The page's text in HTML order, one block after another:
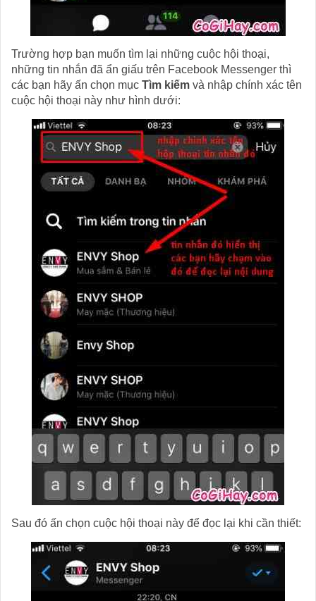
Trường hợp bạn muốn tìm lại những cuộc hội thoại,
những tin nhắn đã ẩn giấu trên Facebook Messenger thì
các bạn hãy ấn chọn mục Tìm kiếm và nhập chính xác tên
cuộc hội thoại này như hình dưới:
Sau đó ấn chọn cuộc hội thoại này để đọc lại khi cần thiết: